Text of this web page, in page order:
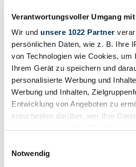
Verantwortungsvoller Umgang
Wir und unsere 1022 Partner
persönlichen Daten, wie z. B. Ihre
von Technologien wie Cookies, um
Ihrem Gerät zu speichern und
personalisierte Werbung und
Werbung und Inhalten,
Entwicklung von Angeboten zu
entscheiden darüber, wer Ihre
Trigger Symbol ändern oder
Notwendig
Abgelaufenes Inserat